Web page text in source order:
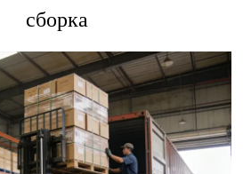
сборка